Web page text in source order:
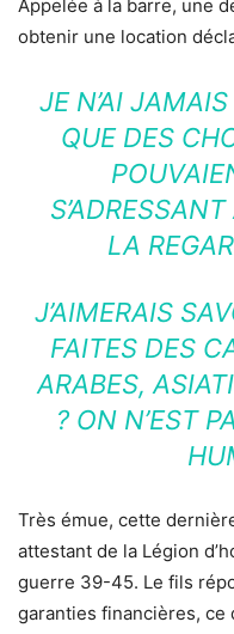
Appelée à la barre, une
obtenir une location
JE N’AI
QUE DES
LA
J’AIMERAIS
FAITES DES
ARABES,
? ON N’EST
Très émue, cette
attestant de la Légion
guerre 39-45. Le fils
garanties financières, ce